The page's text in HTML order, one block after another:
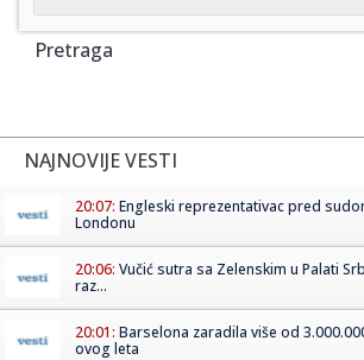
Pretraga
NAJNOVIJE VESTI
20:07: Engleski reprezentativac pred
Londonu
20:06: Vučić sutra sa Zelenskim u Palati
raz...
20:01: Barselona zaradila više od
ovog leta